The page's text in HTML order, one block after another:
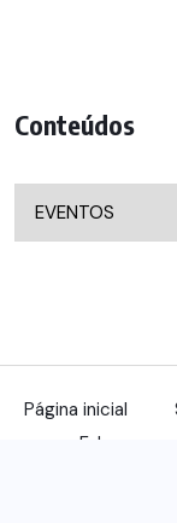
Conteúdos
Página inicial
Fale com a